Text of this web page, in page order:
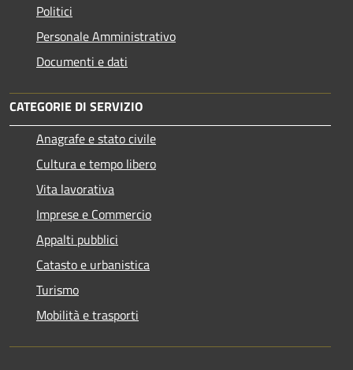
Politici
Personale Amministrativo
Documenti e dati
CATEGORIE DI SERVIZIO
Anagrafe e stato civile
Cultura e tempo libero
Vita lavorativa
Imprese e Commercio
Appalti pubblici
Catasto e urbanistica
Turismo
Mobilità e trasporti